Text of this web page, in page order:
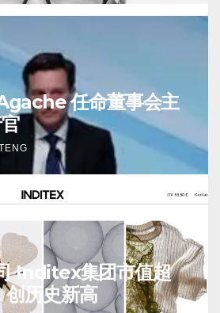
命董事会主
Inditex集团市值超
创历史新高